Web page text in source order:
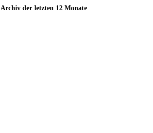
Archiv der letzten 12 Monate